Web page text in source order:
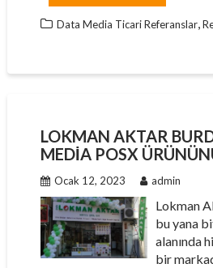
Data Media Ticari Referanslar,
LOKMAN AKTAR
MEDIA POSX
Ocak 12, 2023 admin
Lokman
bu yana
alanında
bir